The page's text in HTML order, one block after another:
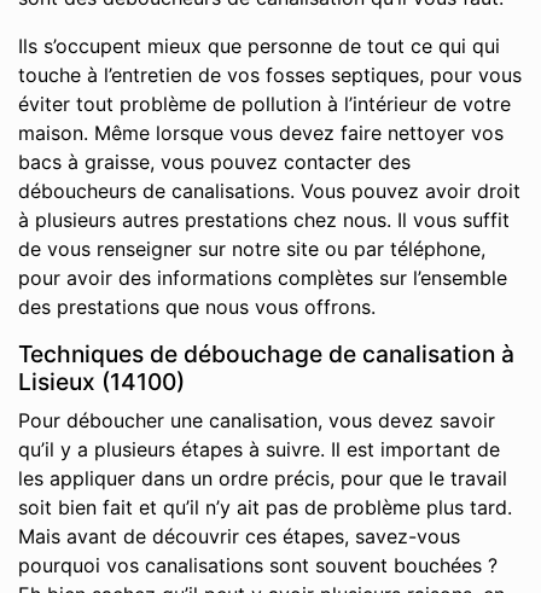
Ils s’occupent mieux que personne de tout ce qui qui
touche à l’entretien de vos fosses septiques, pour vous
éviter tout problème de pollution à l’intérieur de votre
maison. Même lorsque vous devez faire nettoyer vos
bacs à graisse, vous pouvez contacter des
déboucheurs de canalisations. Vous pouvez avoir droit
à plusieurs autres prestations chez nous. Il vous suffit
de vous renseigner sur notre site ou par téléphone,
pour avoir des informations complètes sur l’ensemble
des prestations que nous vous offrons.
Techniques de débouchage de canalisation à
Lisieux (14100)
Pour déboucher une canalisation, vous devez savoir
qu’il y a plusieurs étapes à suivre. Il est important de
les appliquer dans un ordre précis, pour que le travail
soit bien fait et qu’il n’y ait pas de problème plus tard.
Mais avant de découvrir ces étapes, savez-vous
pourquoi vos canalisations sont souvent bouchées ?